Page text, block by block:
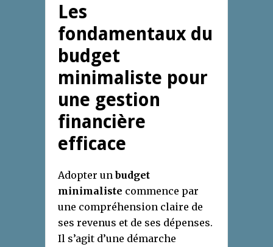
Les
fondamentaux du
budget
minimaliste pour
une gestion
financière
efficace
Adopter unbudget
minimaliste commence par
une compréhension claire de
ses revenus et de ses dépenses.
Il s’agit d’une démarche